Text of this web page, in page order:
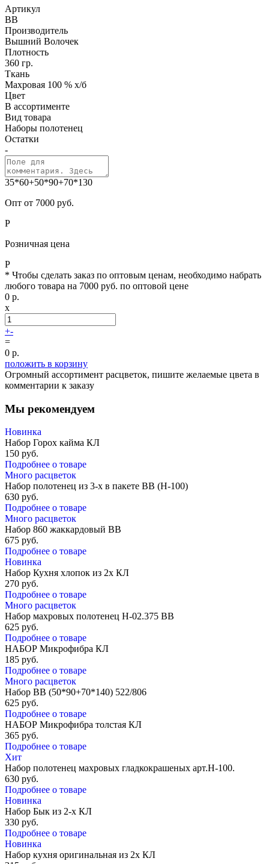
Артикул
ВВ
Производитель
Вышний Волочек
Плотность
360 гр.
Ткань
Махровая 100 % х/б
Цвет
В ассортименте
Вид товара
Наборы полотенец
Остатки
-
35*60+50*90+70*130
Опт от 7000 руб.
Р
Розничная цена
Р
* Чтобы сделать заказ по оптовым ценам, необходимо набрать
любого товара на 7000 руб. по оптовой цене
0 р.
x
+-
=
0 р.
положить в корзину
Огромный ассортимент расцветок, пишите желаемые цвета в
комментарии к заказу
Мы рекомендуем
Новинка
Набор Горох кайма КЛ
150 руб.
Подробнее о товаре
Много расцветок
Набор полотенец из 3-х в пакете ВВ (Н-100)
630 руб.
Подробнее о товаре
Много расцветок
Набор 860 жаккардовый ВВ
675 руб.
Подробнее о товаре
Новинка
Набор Кухня хлопок из 2х КЛ
270 руб.
Подробнее о товаре
Много расцветок
Набор махровых полотенец Н-02.375 ВВ
625 руб.
Подробнее о товаре
НАБОР Микрофибра КЛ
185 руб.
Подробнее о товаре
Много расцветок
Набор ВВ (50*90+70*140) 522/806
625 руб.
Подробнее о товаре
НАБОР Микрофибра толстая КЛ
365 руб.
Подробнее о товаре
Хит
Набор полотенец махровых гладкокрашеных арт.Н-100.
630 руб.
Подробнее о товаре
Новинка
Набор Бык из 2-х КЛ
330 руб.
Подробнее о товаре
Новинка
Набор кухня оригинальная из 2х КЛ